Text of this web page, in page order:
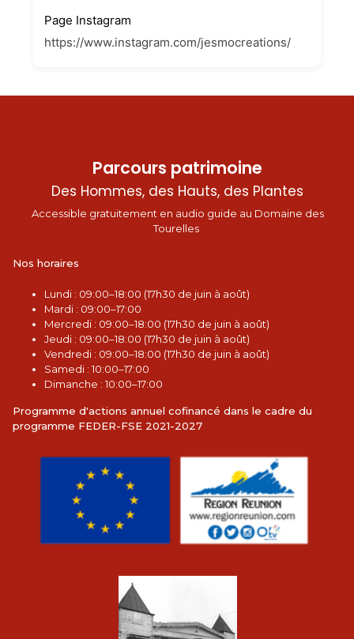
Page Instagram
https://www.instagram.com/jesmocreations/
Parcours patrimoine
Des Hommes, des Hauts, des Plantes
Accessible gratuitement en audio guide au Domaine des
Tourelles
Nos horaires
Lundi : 09:00–18:00 (17h30 de juin à août)
Mardi : 09:00–17:00
Mercredi : 09:00–18:00 (17h30 de juin à août)
Jeudi : 09:00–18:00 (17h30 de juin à août)
Vendredi : 09:00–18:00 (17h30 de juin à août)
Samedi : 10:00–17:00
Dimanche : 10:00–17:00
Programme d'actions annuel cofinancé dans le cadre du
programme FEDER-FSE 2021-2027